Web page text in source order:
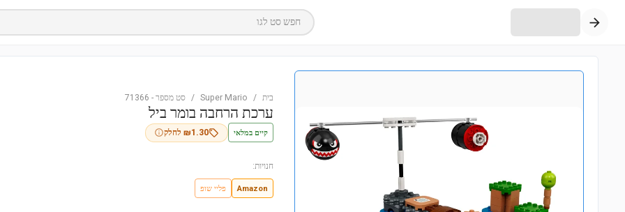
חפש סט לגו
בית /
Super Mario
/ סט מספר -
71366
ערכת הרחבה בומר ביל
קיים במלאי ₪1.30 לחלק
חנויות:
Amazon פליי שופ